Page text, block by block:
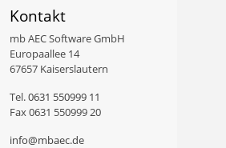
Kontakt
mb AEC Software GmbH
Europaallee 14
67657 Kaiserslautern
Tel.0631 550999 11
Fax 0631 550999 20
info@mbaec.de